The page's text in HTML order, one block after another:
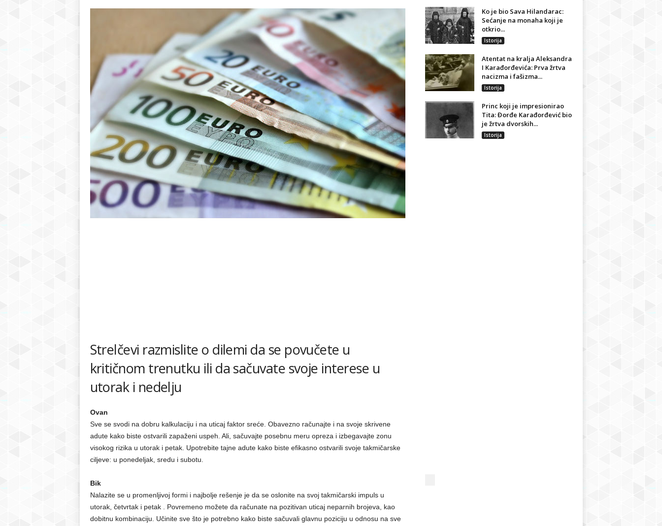
Strelčevi razmislite o dilemi da se povučete u
kritičnom trenutku ili da sačuvate svoje interese u
utorak i nedelju
Ovan
Sve se svodi na dobru kalkulaciju i na uticaj faktor sreće. Obavezno računajte i na svoje skrivene
adute kako biste ostvarili zapaženi uspeh. Ali, sačuvajte posebnu meru opreza i izbegavajte zonu
visokog rizika u utorak i petak. Upotrebite tajne adute kako biste efikasno ostvarili svoje takmičarske
ciljeve: u ponedeljak, sredu i subotu.
Bik
Nalazite se u promenljivoj formi i najbolje rešenje je da se oslonite na svoj takmičarski impuls u
utorak, četvrtak i petak . Povremeno možete da računate na pozitivan uticaj neparnih brojeva, kao
dobitnu kombinaciju. Učinite sve što je potrebno kako biste sačuvali glavnu poziciju u odnosu na sve
Ko je bio Sava Hilandarac:
Sećanje na monaha koji je
otkrio...
Istorija
Atentat na kralja Aleksandra
I Karađorđevića: Prva žrtva
nacizma i fašizma...
Istorija
Princ koji je impresionirao
Tita: Đorđe Karađorđević bio
je žrtva dvorskih...
Istorija